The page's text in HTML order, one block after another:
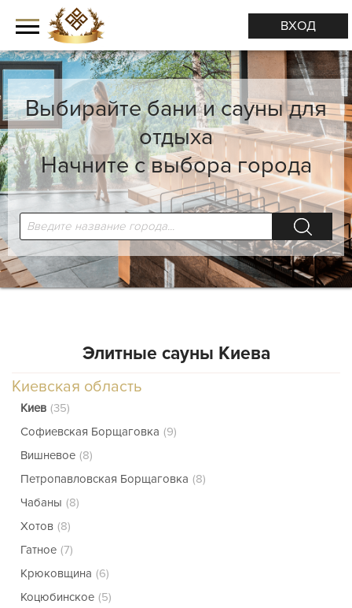
ВХОД
Выбирайте бани и сауны для
отдыха
Начните с выбора города
Найдено
не найдено. Попробуйте ввести другой город
Элитные сауны Киева
Киевская область
Киев (35)
Софиевская Борщаговка (9)
Вишневое (8)
Петропавловская Борщаговка (8)
Чабаны (8)
Хотов (8)
Гатное (7)
Крюковщина (6)
Коцюбинское (5)